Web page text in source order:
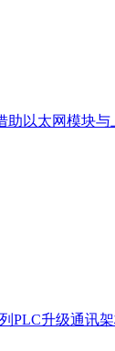
助以太网模块与
PLC升级通讯